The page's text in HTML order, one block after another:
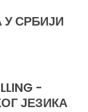
СРБИЈИ
-
ЈЕЗИКА